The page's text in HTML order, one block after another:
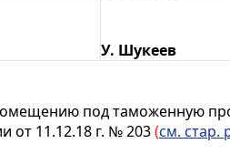
У. Шукеев
под таможенную
от 11.12.18 г. № 203(см. стар.